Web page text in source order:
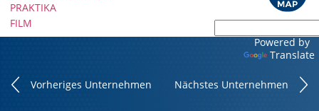
PRAKTIKA
FILM
Powered by
Translate
Vorheriges Unternehmen Nächstes Unternehmen